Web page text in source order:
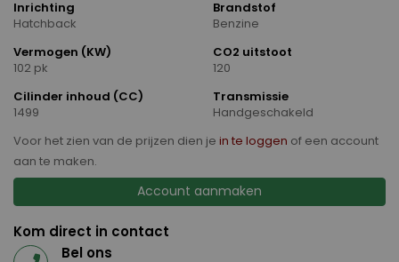
Inrichting
Hatchback
Brandstof
Benzine
Vermogen (KW)
102 pk
CO2 uitstoot
120
Cilinder inhoud (CC)
1499
Transmissie
Handgeschakeld
Voor het zien van de prijzen dien je in te loggen of een account
aan te maken.
Account aanmaken
Kom direct in contact
Bel ons